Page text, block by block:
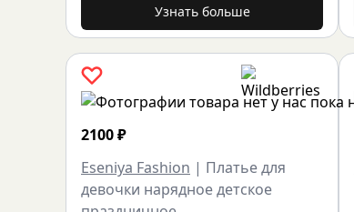
Узнать больше
2100₽
Eseniya Fashion | Платье для
девочки нарядное детское